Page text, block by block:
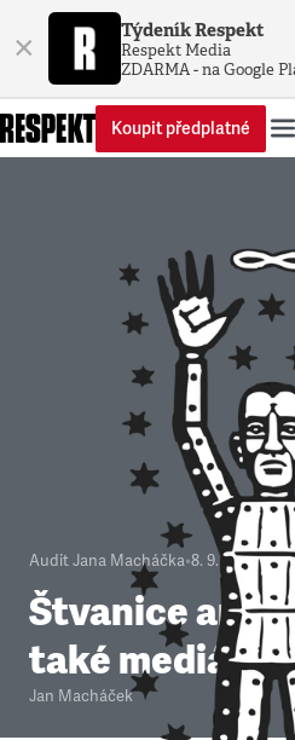
× Týdeník Respekt
Respekt Media
ZDARMA - na Google
Koupit předplatné
Audit Jana Macháčka•8. 9. 2010•4
Štvanice aneb
také mediální
Jan Macháček